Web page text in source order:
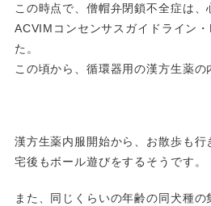
この時点で、僧帽弁閉鎖不全症は、
ACVIMコンセンサスガイドライン
た。
この頃から、循環器用の漢方生薬の
漢方生薬内服開始から、お散歩も
宅後もボール遊びをするそうです。
また、同じくらいの年齢の同犬種